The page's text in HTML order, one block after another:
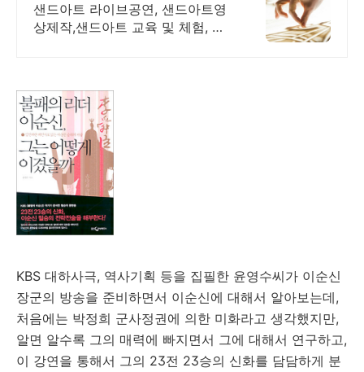
샌드아트 라이브공연, 샌드아트영
상제작,샌드아트 교육 및 체험, 샌
KBS 대하사극, 역사기획 등을 집필한 윤영수씨가 이순신
장군의 방송을 준비하면서 이순신에 대해서 알아보는데,
처음에는 박정희 군사정권에 의한 미화라고 생각했지만,
알면 알수록 그의 매력에 빠지면서 그에 대해서 연구하고,
이 강연을 통해서 그의 23전 23승의 신화를 담담하게 분